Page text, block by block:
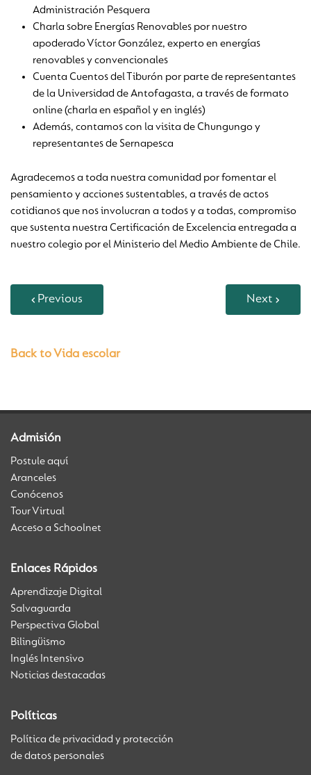
Administración Pesquera
Charla sobre Energías Renovables por nuestro
apoderado Víctor González, experto en energías
renovables y convencionales
Cuenta Cuentos del Tiburón por parte de representantes
de la Universidad de Antofagasta, a través de formato
online (charla en español y en inglés)
Además, contamos con la visita de Chungungo y
representantes de Sernapesca
Agradecemos a toda nuestra comunidad por fomentar el
pensamiento y acciones sustentables, a través de actos
cotidianos que nos involucran a todos y a todas, compromiso
que sustenta nuestra Certificación de Excelencia entregada a
nuestro colegio por el Ministerio del Medio Ambiente de Chile.
Previous Next
Back to Vida escolar
Admisión
Postule aquí
Aranceles
Conócenos
Tour Virtual
Acceso a Schoolnet
Enlaces Rápidos
Aprendizaje Digital
Salvaguarda
Perspectiva Global
Bilingüismo
Inglés Intensivo
Noticias destacadas
Políticas
Política de privacidad y protección
de datos personales